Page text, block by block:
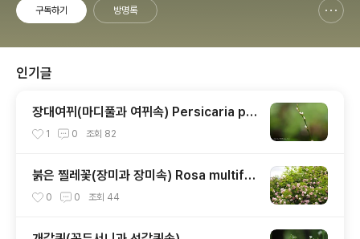
구독하기 방명록
인기글
장대여뀌(마디풀과 여뀌속) Persicaria po
sumbu (Buch.-Ham. ex D.Don) H.Gro
1 0 조회 82
붉은 찔레꽃(장미과 장미속) Rosa multiflo
ra Thunb.
0 0 조회 44